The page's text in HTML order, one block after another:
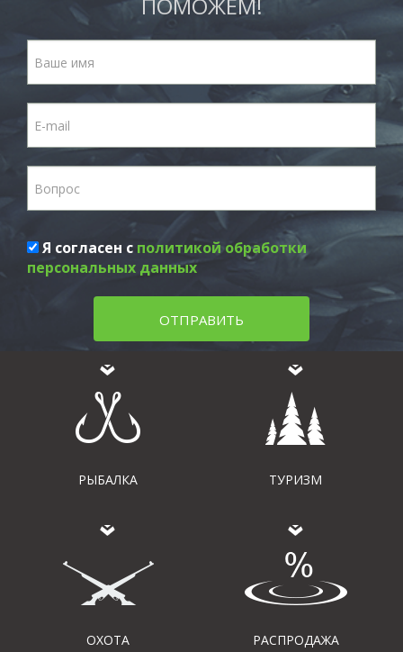
Я согласен с политикой обработки
персональных данных
ОТПРАВИТЬ
РЫБАЛКА ТУРИЗМ
ОХОТА РАСПРОДАЖА